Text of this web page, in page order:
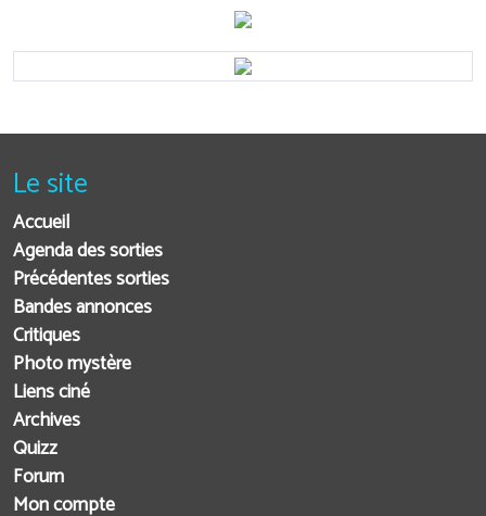
Le site
Accueil
Agenda des sorties
Précédentes sorties
Bandes annonces
Critiques
Photo mystère
Liens ciné
Archives
Quizz
Forum
Mon compte